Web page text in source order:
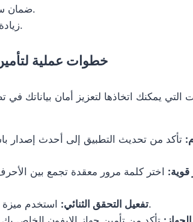
ضمان سلامة البيانات في حالة فقدان الجهاز.
زيادة الثقة في التطبيقات التي تستخدمها.
خطوات عملية
التي يمكنك اتخاذها لتعزيز أمان بياناتك
تأكد من تحديث التطبيق إلى أحدث إصدار
قوية: اختر كلمة مرور معقدة تجمع بين
تفعيل التحقق الثنائي:استخدم ميزة التحقق الثنائي لتعزيز مستوى الأمان.